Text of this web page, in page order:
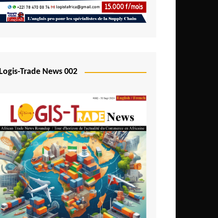
Trade News 002